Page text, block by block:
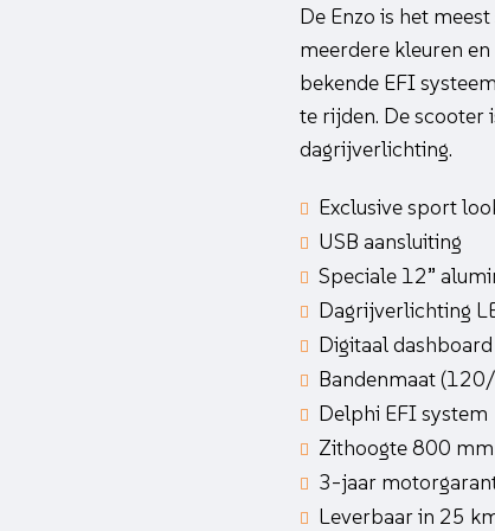
De Enzo is het
meerdere kleuren
bekende EFI
te rijden. De scooter
dagrijverlichting.
Exclusive sport
USB aansluiting
Speciale 12”
Dagrijverlichting
Digitaal dashboard
Bandenmaat
Delphi EFI system
Zithoogte 800 mm
3-jaar
Leverbaar in 25